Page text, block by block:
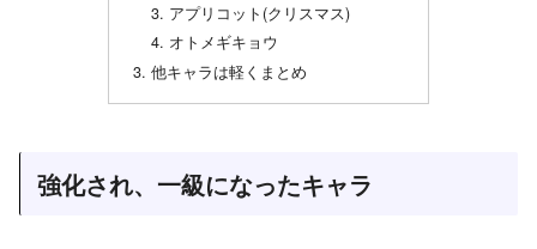
アプリコット(クリスマス)
オトメギキョウ
他キャラは軽くまとめ
強化され、一級になったキャラ